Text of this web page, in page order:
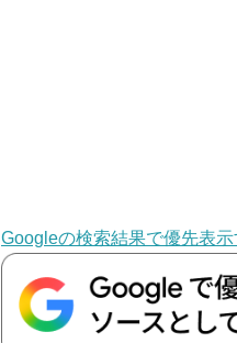
Googleの検索結果で優先表示